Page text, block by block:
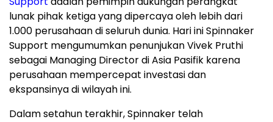
lunak pihak ketiga yang dipercaya oleh lebih dari
1.000 perusahaan di seluruh dunia. Hari ini Spinnaker
Support mengumumkan penunjukan Vivek Pruthi
sebagai Managing Director di Asia Pasifik karena
perusahaan mempercepat investasi dan
ekspansinya di wilayah ini.
Dalam setahun terakhir, Spinnaker telah